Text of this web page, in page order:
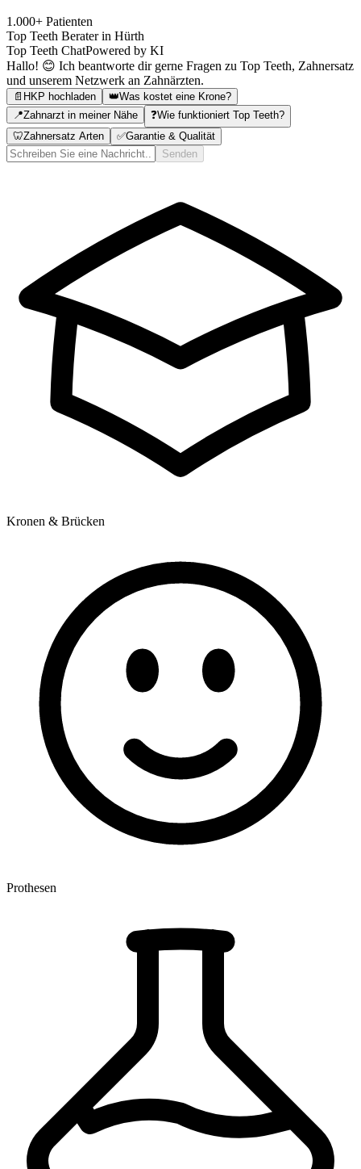
1.000+ Patienten
Top Teeth Berater in Hürth
Top Teeth ChatPowered by KI
Hallo! 😊 Ich beantworte dir gerne Fragen zu Top Teeth, Zahnersatz
und unserem Netzwerk an Zahnärzten.
📄 HKP hochladen 👑Was kostet eine Krone?
📍Zahnarzt in meiner Nähe ❓Wie funktioniert Top Teeth?
🦷Zahnersatz Arten ✅Garantie & Qualität
Senden
Kronen & Brücken
Prothesen